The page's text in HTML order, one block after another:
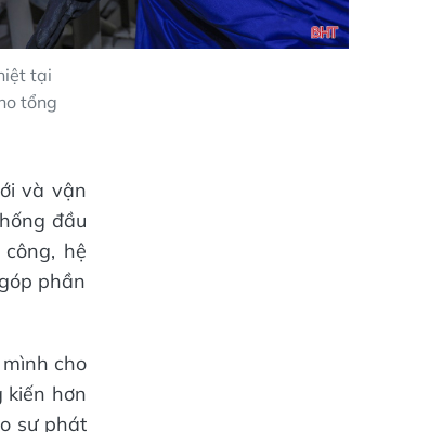
tại
tổng
và vận
đầu
hệ
phần
cho
kiến hơn
sự phát